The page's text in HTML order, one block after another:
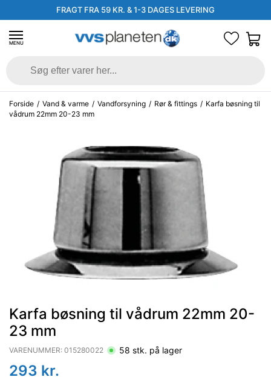
FRAGT FRA 59 KR. & 1-3 DAGES LEVERING
MENU
Forside / Vand & varme / Vandforsyning / Rør & fittings / Karfa bøsning til
vådrum 22mm 20-23 mm
Karfa bøsning til vådrum 22mm 20-
23 mm
VARENUMMER: 015280022 58 stk. på lager
293 kr.